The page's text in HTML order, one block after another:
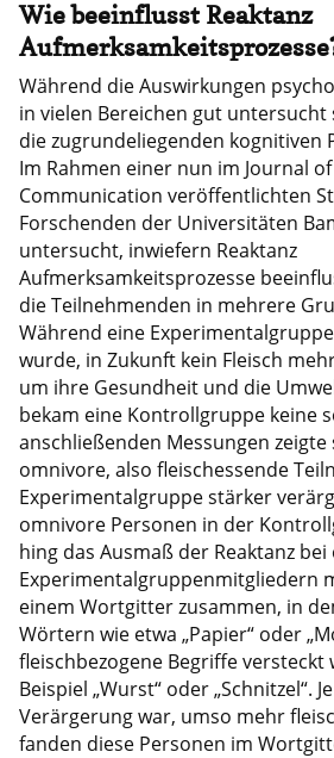
Wie beeinflusst Reaktanz
Während die Auswirkungen
in vielen Bereichen gut
die zugrundeliegenden kognitiven
Im Rahmen einer nun im Journal
Communication veröffentlichten
Forschenden der Universitäten
untersucht, inwiefern Reaktanz
Aufmerksamkeitsprozesse
die Teilnehmenden in mehrere
Während eine
wurde, in Zukunft kein Fleisch
um ihre Gesundheit und die
bekam eine Kontrollgruppe keine
anschließenden Messungen zeigte
omnivore, also fleischessende
Experimentalgruppe stärker
omnivore Personen in der
hing das Ausmaß der Reaktanz
Experimentalgruppenmitgliedern
einem Wortgitter zusammen, in
Wörtern wie etwa „Papier“ oder
fleischbezogene Begriffe versteckt
Beispiel „Wurst“ oder „Schnitzel“.
Verärgerung war, umso mehr
fanden diese Personen im